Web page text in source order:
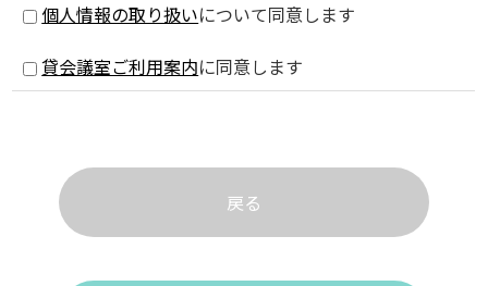
個人情報の取り扱いについて同意します
貸会議室ご利用案内に同意します
戻る